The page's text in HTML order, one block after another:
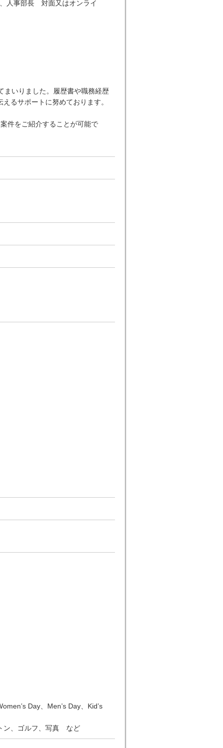
人事部長 対面又はオンライ
まいりました。履歴書や職務経歴
るサポートに努めております。
件をご紹介することが可能で
Day、Men’s Day、Kid’s
ン、ゴルフ、写真 など